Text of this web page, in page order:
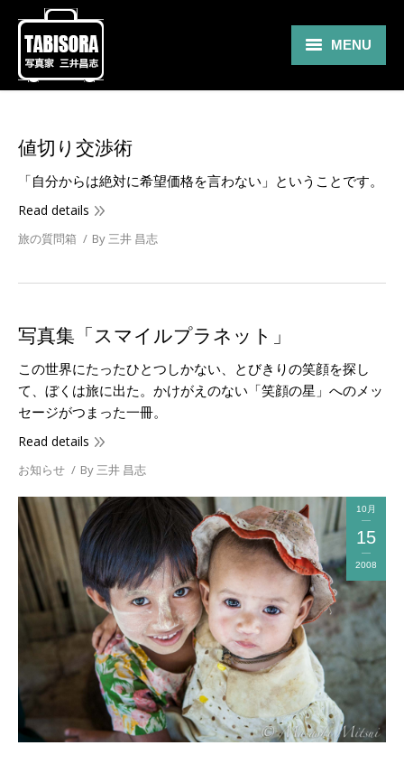
MENU
Gallery
About
値切り交渉術
「自分からは絶対に希望価格を言わない」ということです。
Read details
旅の質問箱 By 三井 昌志
写真集「スマイルプラネット」
この世界にたったひとつしかない、とびきりの笑顔を探し
て、ぼくは旅に出た。かけがえのない「笑顔の星」へのメッ
セージがつまった一冊。
Read details
お知らせ By 三井 昌志
10月
15
2008